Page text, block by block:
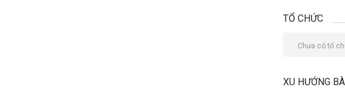
TỔ CHỨC
Chưa có tổ
XU HƯỚNG